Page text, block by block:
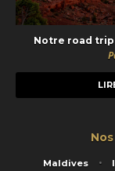
Notre road trip
Maldives